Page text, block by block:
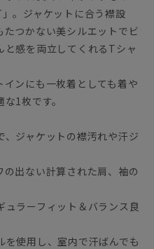
。ジャケットに合う襟設
つかない美シルエットでビ
と感を両立してくれるTシャ
ンにも一枚着としても着や
1枚です。
、ジャケットの襟汚れや汗ジ
の出ない計算された肩、袖の
ュラーフィット＆バランス良
を使用し、室内で汗ばんでも